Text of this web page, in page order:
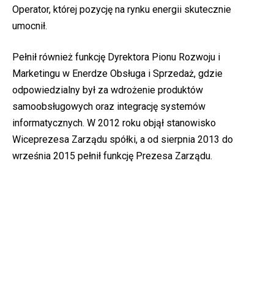
Operator, której pozycję na rynku energii skutecznie
umocnił.
Pełnił również funkcję Dyrektora Pionu Rozwoju i
Marketingu w Enerdze Obsługa i Sprzedaż, gdzie
odpowiedzialny był za wdrożenie produktów
samoobsługowych oraz integrację systemów
informatycznych. W 2012 roku objął stanowisko
Wiceprezesa Zarządu spółki, a od sierpnia 2013 do
września 2015 pełnił funkcję Prezesa Zarządu.